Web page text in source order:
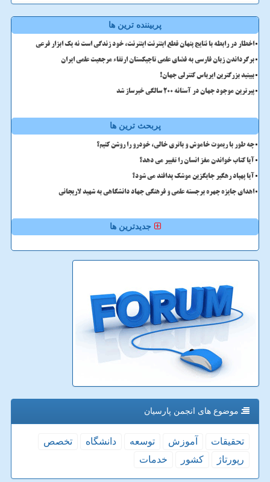
پربیننده ترین ها
اخطار در رابطه با نتایج پنهان قطع اینترنت اینترنت، خود زندگی است نه یک ابزار فرعی
برگرداندن زبان فارسی به فضای علمی تاجیکستان ارتقاء مرجعیت علمی ایران
ببینید بزرگترین ایرباس کنترلی جهان!
پیرترین موجود جهان در آستانه ۲۰۰ سالگی خبرساز شد
پربحث ترین ها
چه طور با ریموت خاموش و باتری خالی، خودرو را روشن کنیم؟
آیا کتاب خواندن مغز انسان را تغییر می دهد؟
آیا پهپاد رهگیر جایگزین موشک پدافند می شود؟
اهدای جایزه چهره برجسته علمی و فرهنگی جهاد دانشگاهی به شهید لاریجانی
جدیدترین ها
موضوع های انجمن پارسیان
تحقیقات آموزش توسعه دانشگاه
تخصص
رپورتاژ
كشور خدمات